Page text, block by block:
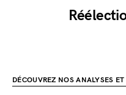
DÉCOUVREZ NOS ANALYSES